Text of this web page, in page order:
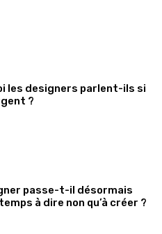
les designers parlent-ils si
?
passe-t-il désormais
à dire non qu’à créer ?